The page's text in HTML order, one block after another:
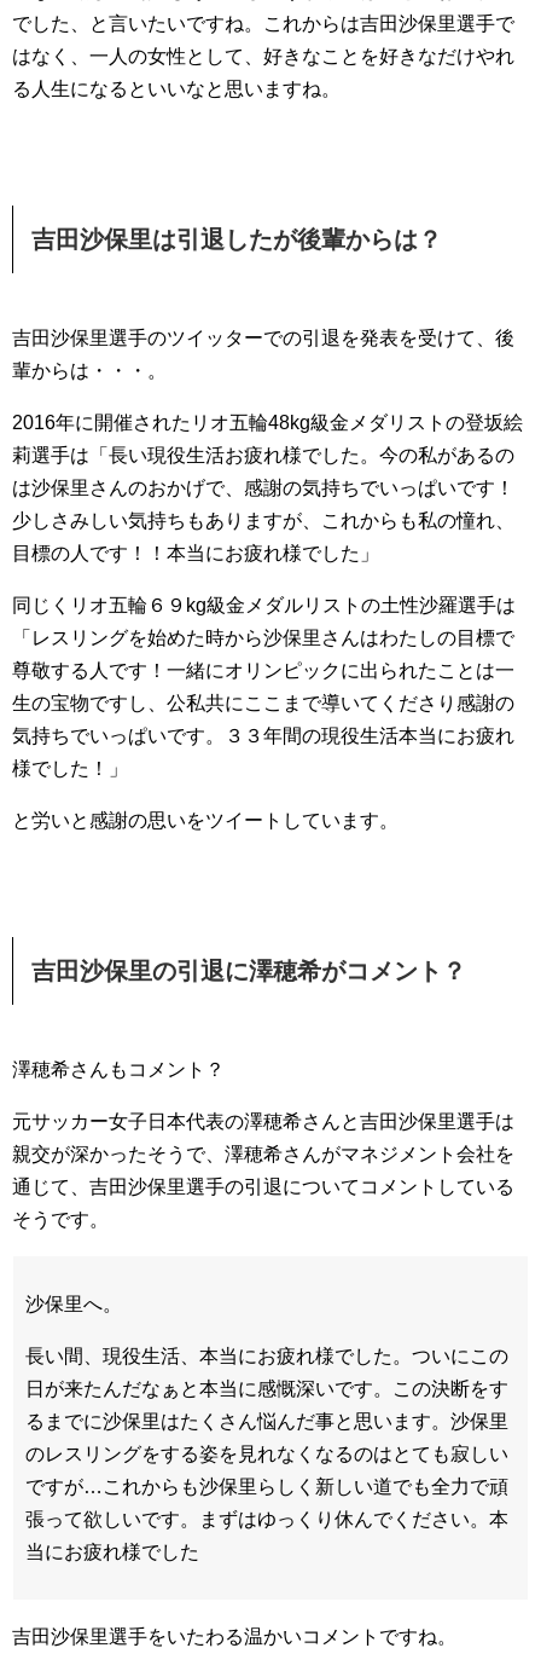
でした、と言いたいですね。これからは吉田沙保里選手で
はなく、一人の女性として、好きなことを好きなだけやれ
る人生になるといいなと思いますね。
吉田沙保里は引退したが後輩からは？
吉田沙保里選手のツイッターでの引退を発表を受けて、後
輩からは・・・。
2016年に開催されたリオ五輪48kg級金メダリストの登坂絵
莉選手は「長い現役生活お疲れ様でした。今の私があるの
は沙保里さんのおかげで、感謝の気持ちでいっぱいです！
少しさみしい気持ちもありますが、これからも私の憧れ、
目標の人です！！本当にお疲れ様でした」
同じくリオ五輪６９kg級金メダルリストの土性沙羅選手は
「レスリングを始めた時から沙保里さんはわたしの目標で
尊敬する人です！一緒にオリンピックに出られたことは一
生の宝物ですし、公私共にここまで導いてくださり感謝の
気持ちでいっぱいです。３３年間の現役生活本当にお疲れ
様でした！」
と労いと感謝の思いをツイートしています。
吉田沙保里の引退に澤穂希がコメント？
澤穂希さんもコメント？
元サッカー女子日本代表の澤穂希さんと吉田沙保里選手は
親交が深かったそうで、澤穂希さんがマネジメント会社を
通じて、吉田沙保里選手の引退についてコメントしている
そうです。
沙保里へ。
長い間、現役生活、本当にお疲れ様でした。ついにこの
日が来たんだなぁと本当に感慨深いです。この決断をす
るまでに沙保里はたくさん悩んだ事と思います。沙保里
のレスリングをする姿を見れなくなるのはとても寂しい
ですが…これからも沙保里らしく新しい道でも全力で頑
張って欲しいです。まずはゆっくり休んでください。本
当にお疲れ様でした
吉田沙保里選手をいたわる温かいコメントですね。